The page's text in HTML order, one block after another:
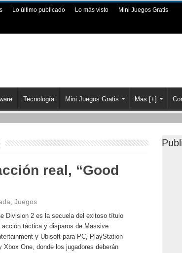
Lo último publicado Lo más visto Mini Juegos Gratis
Tecnología Mini Juegos Gratis Mas [+]
real, “Good
Juegos
Division 2 es la secuela del exitoso título
acción táctica y disparos de Massive
y Ubisoft para PC, PlayStation
Xbox One, donde los jugadores deberán